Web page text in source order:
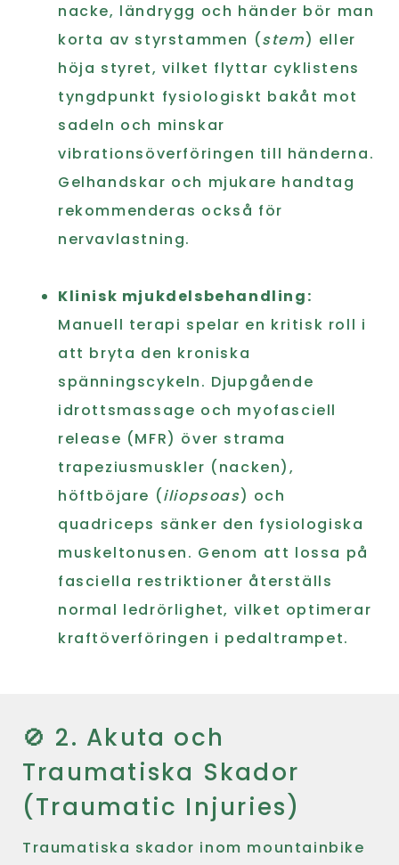
nacke, ländrygg och händer bör man
korta av styrstammen (stem) eller
höja styret, vilket flyttar cyklistens
tyngdpunkt fysiologiskt bakåt mot
sadeln och minskar
vibrationsöverföringen till händerna.
Gelhandskar och mjukare handtag
rekommenderas också för
nervavlastning.
Klinisk mjukdelsbehandling:
Manuell terapi spelar en kritisk roll i
att bryta den kroniska
spänningscykeln. Djupgående
idrottsmassage och myofasciell
release (MFR) över strama
trapeziusmuskler (nacken),
höftböjare (iliopsoas) och
quadriceps sänker den fysiologiska
muskeltonusen. Genom att lossa på
fasciella restriktioner återställs
normal ledrörlighet, vilket optimerar
kraftöverföringen i pedaltrampet.
🚫 2. Akuta och
Traumatiska Skador
(Traumatic Injuries)
Traumatiska skador inom mountainbike